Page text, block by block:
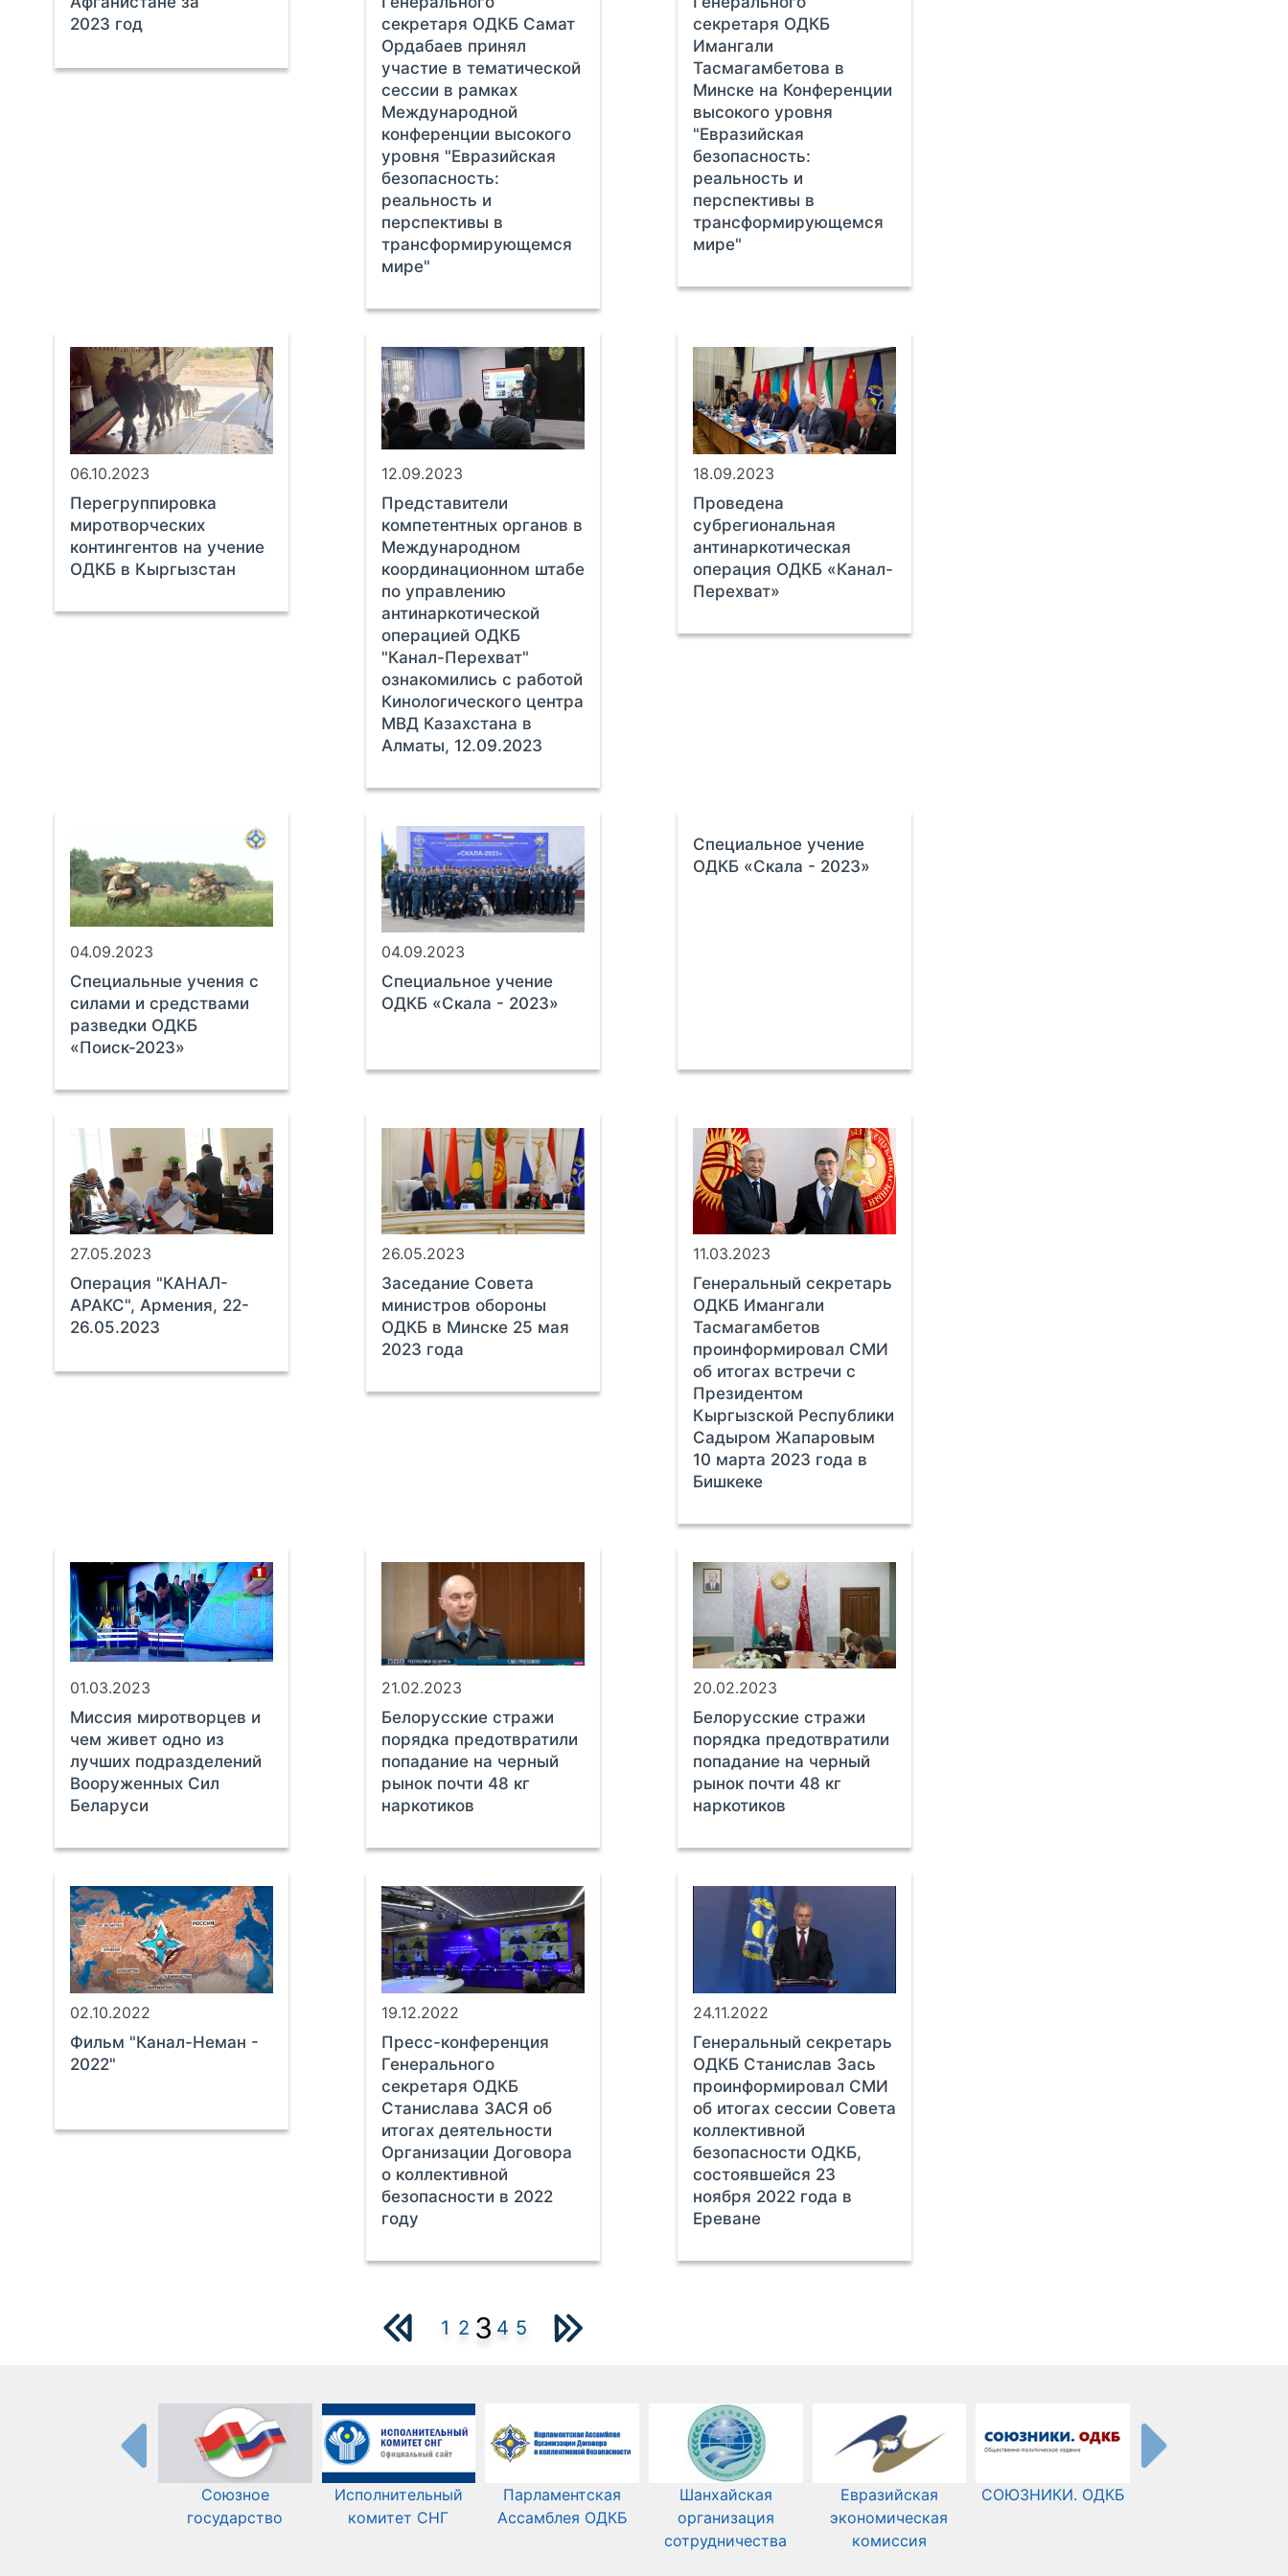
2023 год
секретаря ОДКБ Самат
Ордабаев принял
участие в тематической
сессии в рамках
Международной
конференции высокого
уровня "Евразийская
безопасность:
реальность и
перспективы в
трансформирующемся
мире"
секретаря ОДКБ
Имангали
Тасмагамбетова в
Минске на Конференции
высокого уровня
"Евразийская
безопасность:
реальность и
перспективы в
трансформирующемся
мире"
06.10.2023
Перегруппировка
миротворческих
контингентов на учение
ОДКБ в Кыргызстан
12.09.2023
Представители
компетентных органов в
Международном
координационном штабе
по управлению
антинаркотической
операцией ОДКБ
"Канал-Перехват"
ознакомились с работой
Кинологического центра
МВД Казахстана в
Алматы, 12.09.2023
18.09.2023
Проведена
субрегиональная
антинаркотическая
операция ОДКБ «Канал-
Перехват»
04.09.2023
Специальные учения с
силами и средствами
разведки ОДКБ
«Поиск-2023»
04.09.2023
Cпециальное учение
ОДКБ «Скала - 2023»
Cпециальное учение
ОДКБ «Скала - 2023»
27.05.2023
Операция "КАНАЛ-
АРАКС", Армения, 22-
26.05.2023
26.05.2023
Заседание Совета
министров обороны
ОДКБ в Минске 25 мая
2023 года
11.03.2023
Генеральный секретарь
ОДКБ Имангали
Тасмагамбетов
проинформировал СМИ
об итогах встречи с
Президентом
Кыргызской Республики
Садыром Жапаровым
10 марта 2023 года в
Бишкеке
01.03.2023
Миссия миротворцев и
чем живет одно из
лучших подразделений
Вооруженных Сил
Беларуси
21.02.2023
Белорусские стражи
порядка предотвратили
попадание на черный
рынок почти 48 кг
наркотиков
20.02.2023
Белорусские стражи
порядка предотвратили
попадание на черный
рынок почти 48 кг
наркотиков
02.10.2022
Фильм "Канал-Неман -
2022"
19.12.2022
Пресс-конференция
Генерального
секретаря ОДКБ
Станислава ЗАСЯ об
итогах деятельности
Организации Договора
о коллективной
безопасности в 2022
году
24.11.2022
Генеральный секретарь
ОДКБ Станислав Зась
проинформировал СМИ
об итогах сессии Совета
коллективной
безопасности ОДКБ,
состоявшейся 23
ноября 2022 года в
Ереване
1 2 3 4 5
Союзное
государство
Исполнительный
комитет СНГ
Парламентская
Ассамблея ОДКБ
Шанхайская
организация
сотрудничества
Евразийская
экономическая
комиссия
СОЮЗНИКИ. ОДКБ